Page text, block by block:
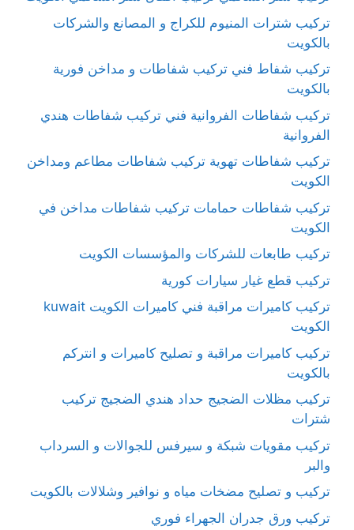
تركيب شترات المنيوم للكراج و المصانع والشركات
بالكويت
تركيب شفاط فني تركيب شفاطات و مداخن فورية
بالكويت
تركيب شفاطات الفروانية فني تركيب شفاطات هندي
الفروانية
تركيب شفاطات تهوية تركيب شفاطات مطاعم ومداخن
الكويت
تركيب شفاطات حمامات تركيب شفاطات مداخن في
الكويت
تركيب طابعات للشركات والمؤسسات الكويت
تركيب قطع غيار سيارات كورية
تركيب كاميرات مراقبة فني كاميرات الكويت kuwait
الكويت
تركيب كاميرات مراقبة و تصليح كاميرات و انتركم
بالكويت
تركيب مظلات الضجيج حداد هندي الضجيج تركيب
شترات
تركيب مقويات شبكة و سيرفس للجوالات و السرداب
والبر
تركيب و تصليح مضخات مياه و نوافير وشلالات بالكويت
تركيب ورق جدران الجهراء فوري